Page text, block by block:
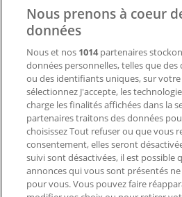
Contactez-nous
Demande marketing et
Magasin mal situé sur la
Signaler un prospectus
Vous rencontrez un
ou le site?
Index
Nous prenons à coeur
données
Nous et nos 1014partenaires
données personnelles, telles que
ou des identifiants uniques, sur votre
sélectionnez J'accepte, les
charge les finalités affichées dans la
partenaires traitons des données
choisissez Tout refuser ou que vous
consentement, elles seront
suivi sont désactivées, il est possible
annonces qui vous sont présentés
pour vous. Vous pouvez faire